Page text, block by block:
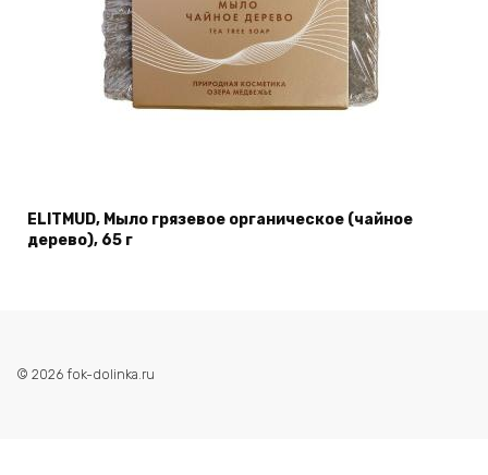
ELITMUD, Мыло грязевое органическое (чайное
дерево), 65 г
© 2026 fok-dolinka.ru